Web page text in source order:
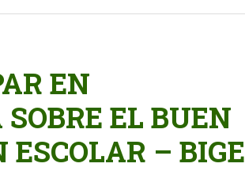
EN
EL BUEN
– BIGE